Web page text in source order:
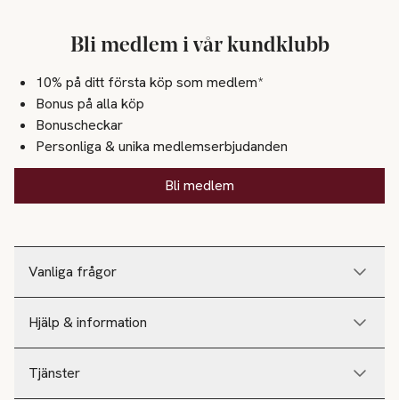
Vanliga frågor
Hjälp & information
Tjänster
Bli medlem i vår kundklubb
10% på ditt första köp som medlem*
Bonus på alla köp
Bonuscheckar
Personliga & unika medlemserbjudanden
Bli medlem